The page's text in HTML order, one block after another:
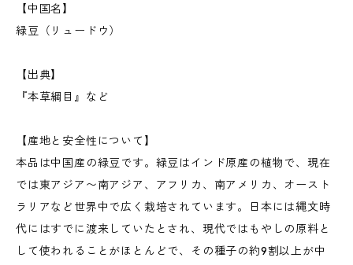
【中国名】
緑豆（リュードウ）
【出典】
『本草綱目』など
【産地と安全性について】
本品は中国産の緑豆です。緑豆はインド原産の植物で、現在
では東アジア〜南アジア、アフリカ、南アメリカ、オースト
ラリアなど世界中で広く栽培されています。日本には縄文時
代にはすでに渡来していたとされ、現代ではもやしの原料と
して使われることがほとんどで、その種子の約9割以上が中